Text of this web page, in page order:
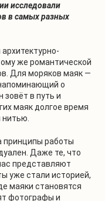
исследовали
в самых разных
же романтической
Для моряков маяк —
о
зовёт в путь и
маяк долгое время
нитью.
принципы работы
Даже те, что
представляют
уже стали историей,
маяки становятся
фотографы и